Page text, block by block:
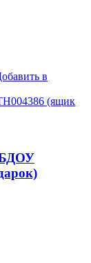
в